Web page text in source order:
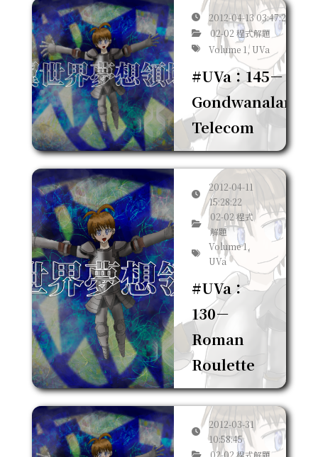
2012-04-13 03:47:20
02-02 程式解題
Volume 1, UVa
#UVa：145－
Gondwanaland
Telecom
2012-04-11
15:28:22
02-02 程式
解題
Volume 1,
UVa
#UVa：
130－
Roman
Roulette
2012-03-31
10:58:45
02-02 程式解題